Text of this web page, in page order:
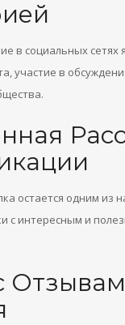
в социальных
участие в
остается одним
с интересным и